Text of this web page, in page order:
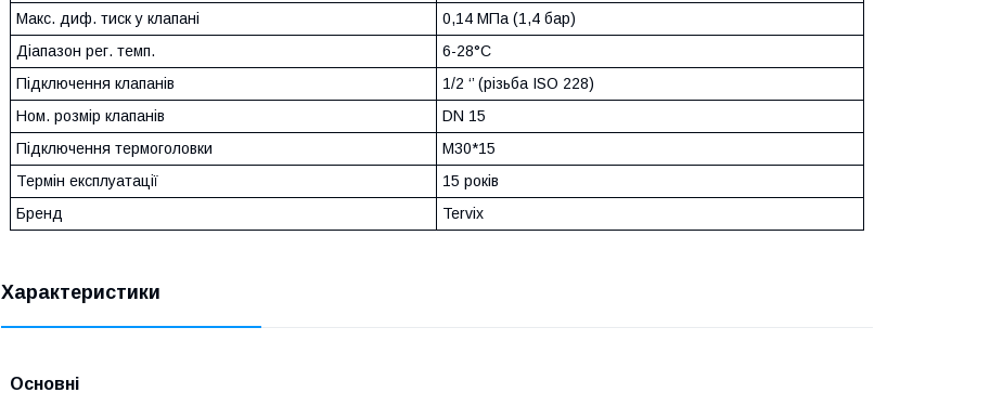
Макс. диф. тиск у клапані
0,14 MПа (1,4 бар)
Діапазон рег. темп.
6-28°С
Підключення клапанів
1/2 ‘’ (різьба ISO 228)
Ном. розмір клапанів
DN 15
Підключення термоголовки
М30*15
Термін експлуатації
15 років
Бренд
Tervix
Характеристики
Основні